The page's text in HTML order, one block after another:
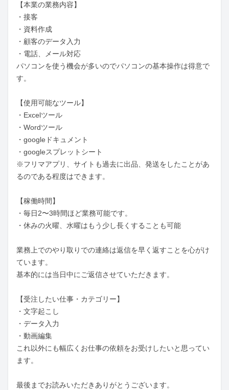
【本業の業務内容】
・接客
・資料作成
・顧客のデータ入力
・電話、メール対応
パソコンを使う機会が多いのでパソコンの基本操作は得意で
す。
【使用可能なツール】
・Excelツール
・Wordツール
・googleドキュメント
・googleスプレットシート
※フリマアプリ、サイトも過去に出品、発送をしたことがあ
るのである程度はできます。
【稼働時間】
・毎日2〜3時間ほど業務可能です。
・休みの火曜、水曜はもう少し長くすることも可能
業務上でのやり取りでの連絡は返信を早く返すことを心がけ
ています。
基本的には当日中にご返信させていただきます。
【受注したい仕事・カテゴリー】
・文字起こし
・データ入力
・動画編集
これ以外にも幅広くお仕事の依頼をお受けしたいと思ってい
ます。
最後までお読みいただきありがとうございます。